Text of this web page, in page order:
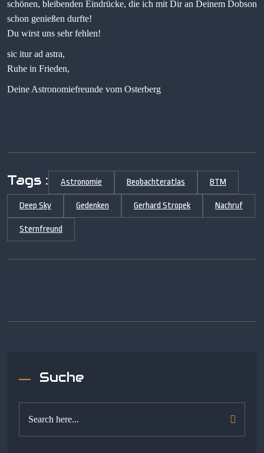
schönen, bleibenden Eindrücke, die ich mit Dir an Deinem Dobson
schon genießen durfte!
Du wirst uns sehr fehlen!
sic itur ad astra,
Ruhe in Frieden,
Deine Astronomiefreunde vom Osterberg
Tags : Astronomie Beobachteratlas BTM
Deep Sky Gedenken Gerhard Stropek Nachruf
Sternfreund
Suche